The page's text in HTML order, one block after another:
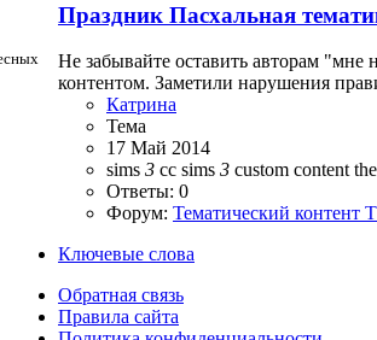
Праздник Пасхальная
Не забывайте оставить авторам
контентом. Заметили нарушения
Катрина
Тема
17 Май 2014
sims 3 cc sims 3 custom content
Ответы: 0
Форум: Тематический контент
Ключевые слова
Обратная связь
Правила сайта